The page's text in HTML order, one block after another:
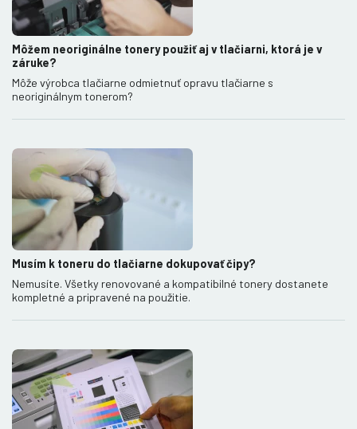
Môžem neoriginálne tonery použiť aj v tlačiarni, ktorá je v
záruke?
Môže výrobca tlačiarne odmietnuť opravu tlačiarne s
neoriginálnym tonerom?
Musím k toneru do tlačiarne dokupovať čipy?
Nemusíte. Všetky renovované a kompatibilné tonery dostanete
kompletné a pripravené na použitie.